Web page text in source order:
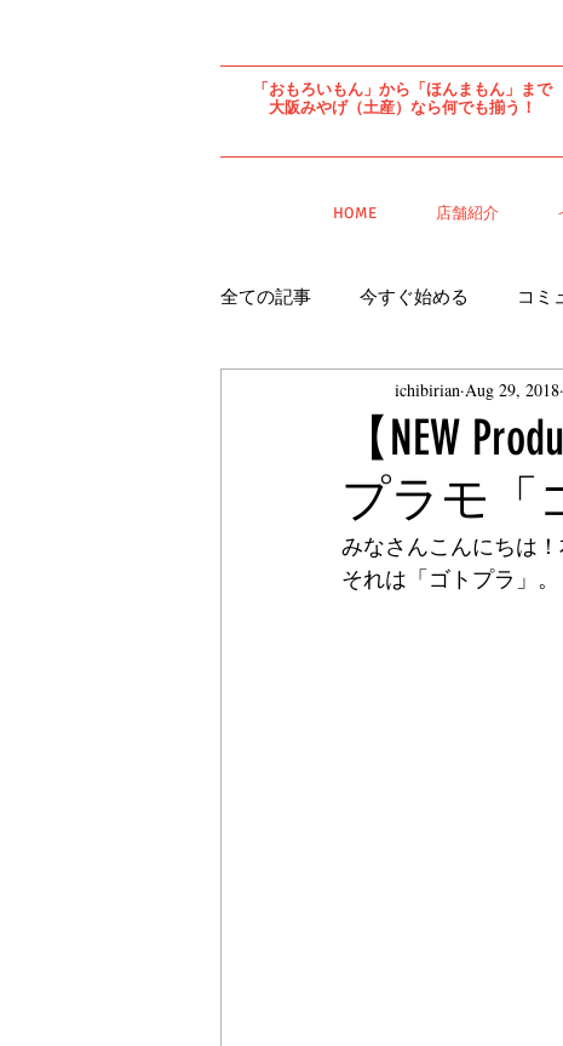
「おもろいもん」から「ほんまもん」まで
​大阪みやげ（土産）なら何でも揃う！
HOME 店舗紹介
全ての記事 今すぐ始める コミ
【NEW
プラモ「
ichibirian Aug 29, 2018
みなさんこんにちは！
それは「ゴトプラ」